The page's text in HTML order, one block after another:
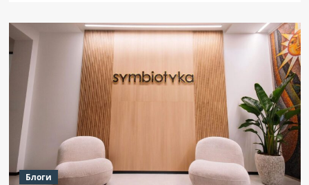
Блоги